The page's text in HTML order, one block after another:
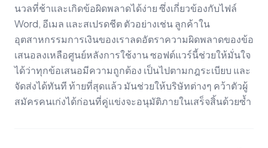
นวลที่ช้าและเกิดข้อผิดพลาดได้ง่าย ซึ่งเกี่ยวข้องกับไฟล์
Word, อีเมล และสเปรดชีต ตัวอย่างเช่น ลูกค้าใน
อุตสาหกรรมการเงินของเราลดอัตราความผิดพลาดของข้อ
เสนอลงเหลือศูนย์หลังการใช้งาน ซอฟต์แวร์นี้ช่วยให้มั่นใจ
ได้ว่าทุกข้อเสนอมีความถูกต้อง เป็นไปตามกฎระเบียบ และ
จัดส่งได้ทันที ท้ายที่สุดแล้ว มันช่วยให้บริษัทต่างๆ คว้าตัวผู้
สมัครคนเก่งได้ก่อนที่คู่แข่งจะอนุมัติภายในเสร็จสิ้นด้วยซ้ำ